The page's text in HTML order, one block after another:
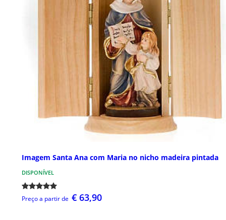
Imagem Santa Ana com Maria no nicho madeira pintada
DISPONÍVEL
Preço a partir de € 63,90